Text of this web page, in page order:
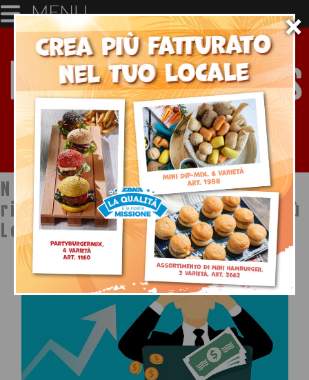
×
MENU
Notizie dal mondo della
ristorazione a cura di Ristopiù
Lombardia SpA